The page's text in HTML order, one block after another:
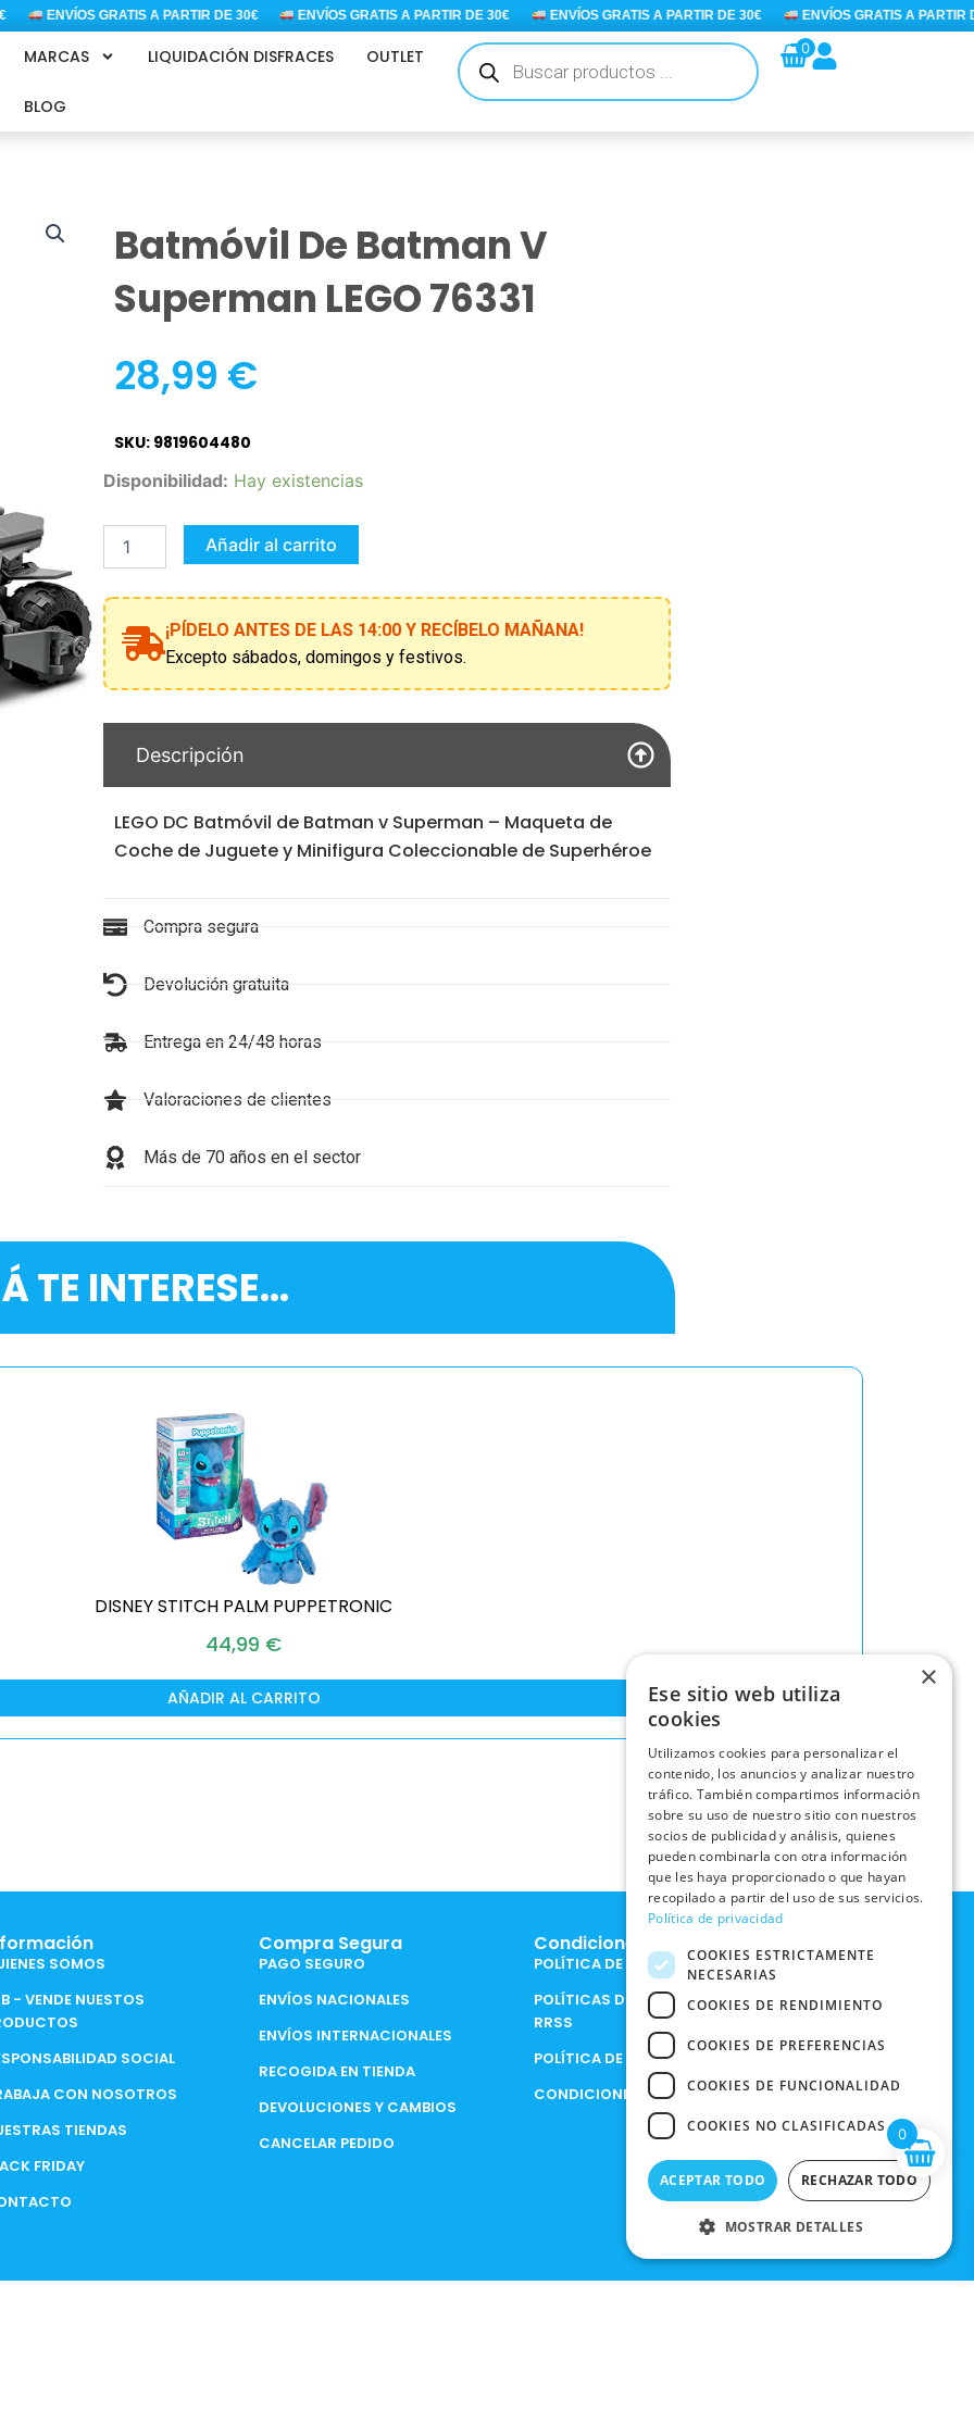
ENVÍOS GRATIS A PARTIR DE 30€ ENVÍOS GRATIS A PARTIR DE 30€ ENVÍOS GRATIS A PARTIR DE 30€ ENVÍOS GRATIS A PARTIR DE
MARCAS LIQUIDACIÓN DISFRACES OUTLET
BLOG
Búsqueda
de
productos
0
Batmóvil De Batman V
Superman LEGO 76331
28,99 €
SKU: 9819604480
Disponibilidad: Hay existencias
Batmóvil
76331
cantidad
Añadir al carrito
¡PÍDELO ANTES DE LAS 14:00 Y RECÍBELO MAÑANA!
Excepto sábados, domingos y festivos.
Descripción
LEGO DC Batmóvil de Batman v Superman – Maqueta de
Coche de Juguete y Minifigura Coleccionable de Superhéroe
Compra segura
Devolución gratuita
Entrega en 24/48 horas
Valoraciones de clientes
Más de 70 años en el sector
TE INTERESE...
DISNEY STITCH PALM PUPPETRONIC
44,99 €
AÑADIR AL CARRITO
SOMOS
- VENDE NUESTOS
SOCIAL
CON NOSOTROS
TIENDAS
FRIDAY
Compra Segura
PAGO SEGURO
ENVÍOS NACIONALES
ENVÍOS INTERNACIONALES
RECOGIDA EN TIENDA
DEVOLUCIONES Y CAMBIOS
CANCELAR PEDIDO
Condiciones Legales
POLÍTICA DE COOKIES
POLÍTICAS DE PRIVACIDAD EN
RRSS
POLÍTICA DE PRIVACIDAD
CONDICIONES DE COMPRA
0
×
Ese sitio web utiliza
cookies
Utilizamos cookies para personalizar el
contenido, los anuncios y analizar nuestro
tráfico. También compartimos información
sobre su uso de nuestro sitio con nuestros
socios de publicidad y análisis, quienes
pueden combinarla con otra información
que les haya proporcionado o que hayan
recopilado a partir del uso de sus servicios.
Política de privacidad
COOKIES ESTRICTAMENTE
NECESARIAS
COOKIES DE RENDIMIENTO
COOKIES DE PREFERENCIAS
COOKIES DE FUNCIONALIDAD
COOKIES NO CLASIFICADAS
ACEPTAR TODO RECHAZAR TODO
MOSTRAR DETALLES